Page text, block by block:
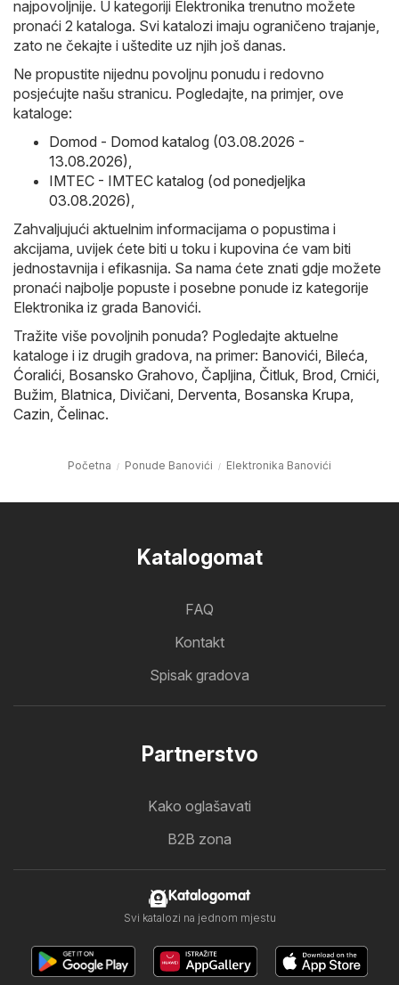
najpovoljnije. U kategoriji Elektronika trenutno možete
pronaći 2 kataloga. Svi katalozi imaju ograničeno trajanje,
zato ne čekajte i uštedite uz njih još danas.
Ne propustite nijednu povoljnu ponudu i redovno
posjećujte našu stranicu. Pogledajte, na primjer, ove
kataloge:
Domod - Domod katalog (03.08.2026 -
13.08.2026),
IMTEC - IMTEC katalog (od ponedjeljka
03.08.2026),
Zahvaljujući aktuelnim informacijama o popustima i
akcijama, uvijek ćete biti u toku i kupovina će vam biti
jednostavnija i efikasnija. Sa nama ćete znati gdje možete
pronaći najbolje popuste i posebne ponude iz kategorije
Elektronika iz grada Banovići.
Tražite više povoljnih ponuda? Pogledajte aktuelne
kataloge i iz drugih gradova, na primer: Banovići, Bileća,
Ćoralići, Bosansko Grahovo, Čapljina, Čitluk, Brod, Crnići,
Bužim, Blatnica, Divičani, Derventa, Bosanska Krupa,
Cazin, Čelinac.
Početna Ponude Banovići Elektronika Banovići
Katalogomat
FAQ
Kontakt
Spisak gradova
Partnerstvo
Kako oglašavati
B2B zona
Katalogomat
Svi katalozi na jednom mjestu